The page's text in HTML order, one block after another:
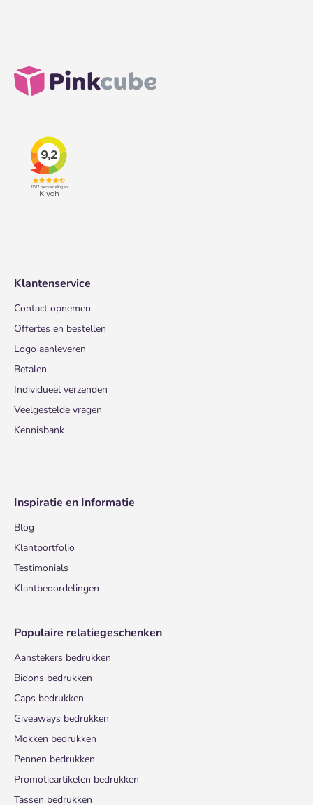
Klantenservice
Contact opnemen
Offertes en bestellen
Logo aanleveren
Betalen
Individueel verzenden
Veelgestelde vragen
Kennisbank
Inspiratie en Informatie
Blog
Klantportfolio
Testimonials
Klantbeoordelingen
Populaire relatiegeschenken
Aanstekers bedrukken
Bidons bedrukken
Caps bedrukken
Giveaways bedrukken
Mokken bedrukken
Pennen bedrukken
Promotieartikelen bedrukken
Tassen bedrukken